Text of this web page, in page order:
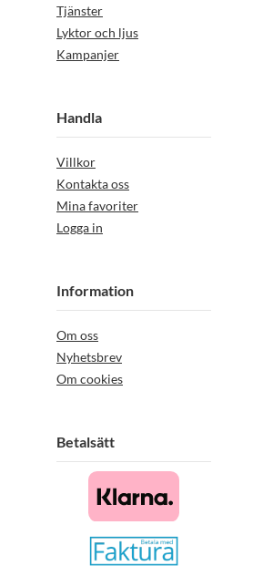
Tjänster
Lyktor och ljus
Kampanjer
Handla
Villkor
Kontakta oss
Mina favoriter
Logga in
Information
Om oss
Nyhetsbrev
Om cookies
Betalsätt